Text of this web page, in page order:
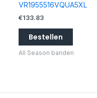
VR1955516VQUA5XL
€133.83
Bestellen
All Season banden